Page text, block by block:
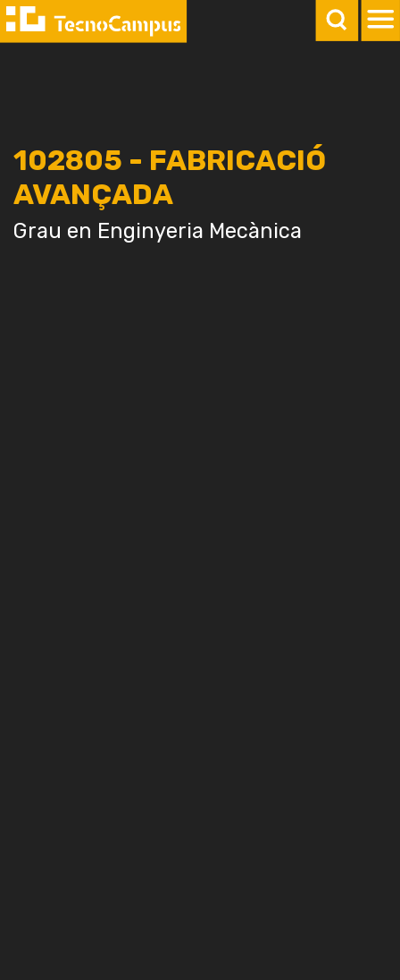
102805 - FABRICACIÓ
AVANÇADA
Grau en Enginyeria Mecànica